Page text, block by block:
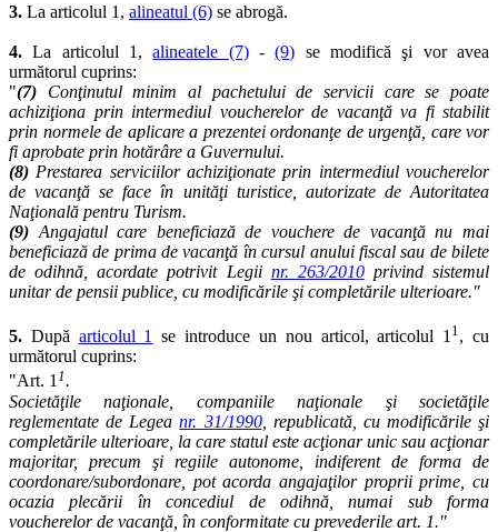
3. La articolul 1, alineatul (6) se abrogă.
4. La articolul 1,alineatele (7)-(9) se modifică şi vor avea
următorul cuprins:
"(7)
Conţinutul minim al pachetului de servicii care se poate
achiziţiona prin intermediul voucherelor de vacanţă va fi stabilit
prin normele de aplicare a prezentei ordonanţe de urgenţă, care vor
fi aprobate prin hotărâre a Guvernului.
(8) Prestarea serviciilor achiziţionate prin intermediul voucherelor
de vacanţă se face în unităţi turistice, autorizate de Autoritatea
Naţională pentru Turism.
(9) Angajatul care beneficiază de vouchere de vacanţă nu mai
beneficiază de prima de vacanţă în cursul anului fiscal sau de bilete
de odihnă, acordate potrivit Legii nr. 263/2010privind sistemul
unitar de pensii publice, cu modificările şi completările ulterioare."
5. După articolul 1 se introduce un nou articol, articolul 1 1 , cu
următorul cuprins:
"Art. 11.
Societăţile naţionale, companiile naţionale şi societăţile
reglementate de Legeanr. 31/1990, republicată, cu modificările şi
completările ulterioare, la care statul este acţionar unic sau acţionar
majoritar, precum şi regiile autonome, indiferent de forma de
coordonare/subordonare, pot acorda angajaţilor proprii prime, cu
ocazia plecării în concediul de odihnă, numai sub forma
voucherelor de vacanţă, în conformitate cu prevederile art. 1."